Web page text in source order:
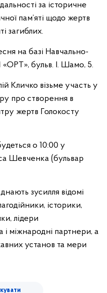
за історичне
пам’яті щодо жертв
загиблих.
на базі Навчально-
бульв. І. Шамо, 5.
Кличко візьме участь у
про створення в
жертв Голокосту
о 10:00 у
Шевченка (бульвар
зусилля відомі
історики,
лідери
і міжнародні партнери, а
установ та мери